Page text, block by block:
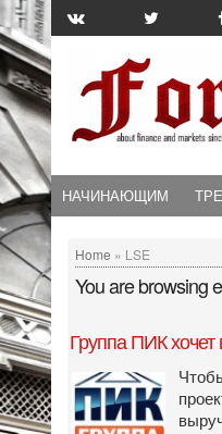
НАЧИНАЮЩИМ
Home » LSE
You are browsing
Группа ПИК